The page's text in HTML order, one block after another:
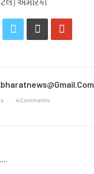
4 Comments